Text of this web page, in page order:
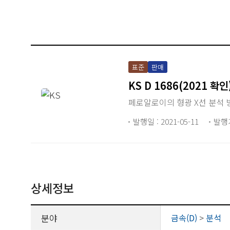
표준 판매
KS D 1686(2021 확
페로알로이의 형광 X선 분석
발행일 : 2021-05-11 발
상세정보
분야 금속(D) > 분석